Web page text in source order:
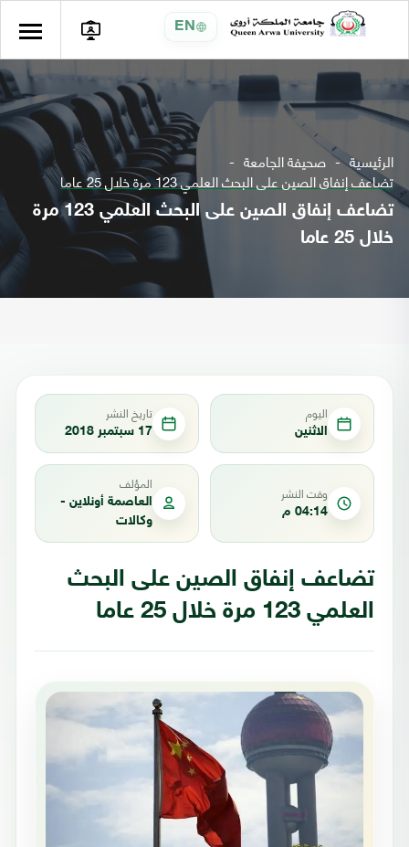
EN
الرئيسية صحيفة الجامعة
تضاعف إنفاق الصين على البحث العلمي 123 مرة خلال 25 عاما
تضاعف إنفاق الصين على البحث العلمي 123 مرة
خلال 25 عاما
اليوم
الاثنين
تاريخ النشر
17 سبتمبر 2018
وقت النشر
04:14 م
المؤلف
العاصمة أونلاين -
وكالات
تضاعف إنفاق الصين على البحث
العلمي 123 مرة خلال 25 عاما